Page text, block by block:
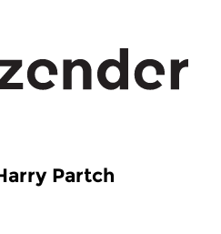
Partch